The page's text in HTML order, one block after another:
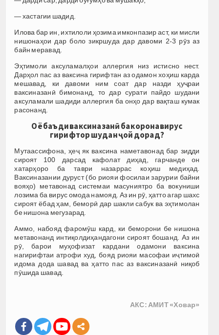
— хастагии шадид.
Илова бар ин, ихтилоли ҳозима имконпазир аст, ки мисли
нишонаҳои дар боло зикршуда дар давоми 2-3 рӯз аз
байн меравад.
Эҳтимоли аксуламалҳои аллергия низ истисно нест.
Дарҳол пас аз ваксина гирифтан аз одамон хоҳиш карда
мешавад, ки давоми ним соат дар назди ҳуҷраи
ваксиназанӣ бимонанд, то дар сурати пайдо шудани
аксуламали шадиди аллергия ба онҳо дар вақташ кумак
расонанд.
Оё баъди ваксиназанӣ ба коронавирус
гирифтор шудан ҷой дорад?
Мутаассифона, ҳеҷ як ваксина наметавонад бар зидди
сироят 100 дарсад кафолат диҳад, гарчанде он
хатарҳоро ба таври назаррас коҳиш медиҳад.
Ваксиназании дуруст (бо риояи фосилаи зарурии байни
вояҳо) метавонад системаи масуниятро ба вокуниши
лозима ба вирус омода намояд. Аз ин рӯ, ҳатто агар шахс
сироят ёбад ҳам, беморӣ дар шакли сабук ва эҳтимолан
бе нишона мегузарад.
Аммо, набояд фаромӯш кард, ки беморони бе нишона
метавонанд интиқолдиҳандагони сироят бошанд. Аз ин
рӯ, барои муҳофизат кардани одамони ваксина
нагирифтаи атрофи худ, бояд риояи масофаи иҷтимоӣ
идома дода шавад ва ҳатто пас аз ваксиназанӣ ниқоб
пӯшида шавад.
АКС: АМИТ «Ховар»